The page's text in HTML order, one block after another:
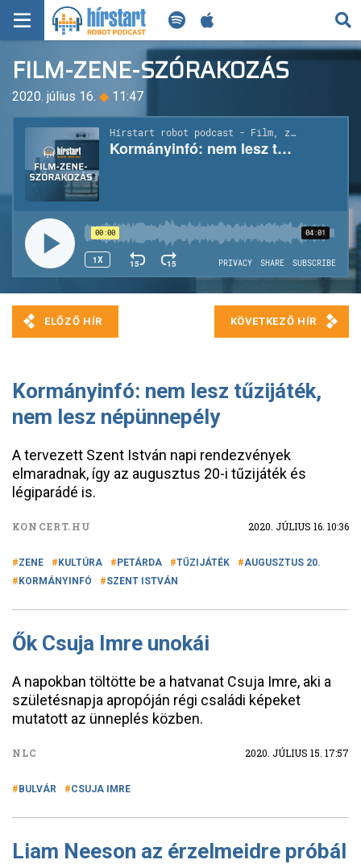
KERESÉS
KEZDŐLAP
FRISS HÍREK
TECH HÍREK
FILM-ZENE-SZÓRAKOZÁS
PLAYLIST
MI AZ A ROBOT PODCAST?
FILM-ZENE-SZÓRAKOZÁS
2020. július 16. ◆ 11:47
Kormányinfó: nem lesz tűzijáték,
nem lesz népünnepély
A tervezett Szent István napi rendezvények
elmaradnak, így az augusztus 20-i tűzijáték és
légiparádé is.
KONCERT.HU 2020. JÚLIUS 16. 10:36
ZENE KULTÚRA PETÁRDA TŰZIJÁTÉK
AUGUSZTUS 20.
KORMÁNYINFÓ
SZENT ISTVÁN
Ők Csuja Imre unokái
A napokban töltötte be a hatvanat Csuja Imre, aki a
születésnapja apropóján régi családi képeket
mutatott az ünneplés közben.
NLC 2020. JÚLIUS 15. 17:57
BULVÁR CSUJA IMRE
Liam Neeson az érzelmeidre próbál